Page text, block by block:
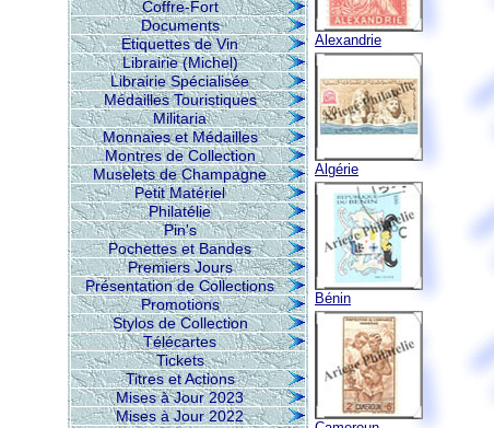
Coffre-Fort
Documents
Etiquettes de Vin
Librairie (Michel)
Librairie Spécialisée
Médailles Touristiques
Militaria
Monnaies et Médailles
Montres de Collection
Muselets de Champagne
Petit Matériel
Philatélie
Pin's
Pochettes et Bandes
Premiers Jours
Présentation de Collections
Promotions
Stylos de Collection
Télécartes
Tickets
Titres et Actions
Mises à Jour 2023
Mises à Jour 2022
Alexandrie
Algérie
Bénin